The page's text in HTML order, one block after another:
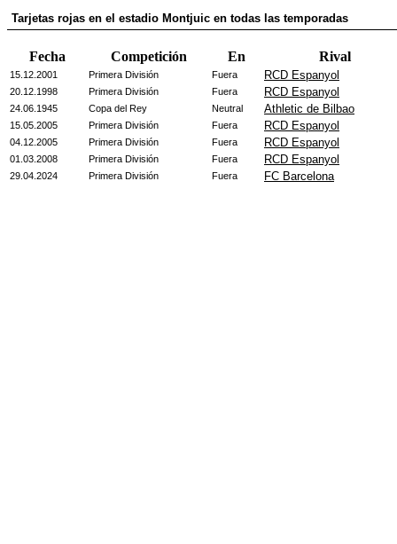
Tarjetas rojas en el estadio Montjuic en todas las temporadas
Fecha Competición En Rival
15.12.2001 Primera División Fuera RCD Espanyol
20.12.1998 Primera División Fuera RCD Espanyol
24.06.1945 Copa del Rey Neutral Athletic de Bilbao
15.05.2005 Primera División Fuera RCD Espanyol
04.12.2005 Primera División Fuera RCD Espanyol
01.03.2008 Primera División Fuera RCD Espanyol
29.04.2024 Primera División Fuera FC Barcelona